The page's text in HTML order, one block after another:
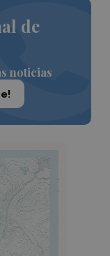
de
noticias